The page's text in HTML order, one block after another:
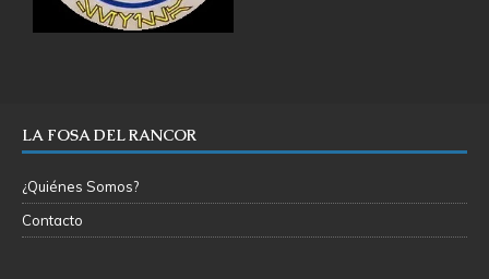
LA FOSA DEL RANCOR
¿Quiénes Somos?
Contacto